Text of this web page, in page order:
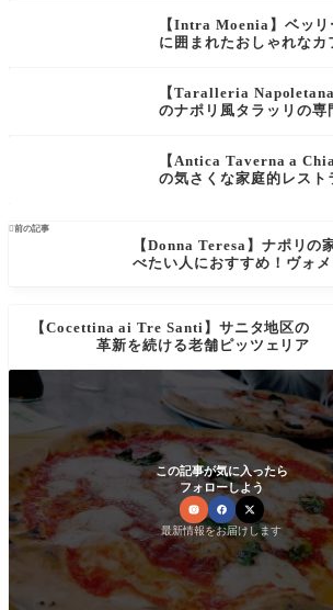
【Intra Moenia】ベッ
に囲まれたおしゃれなカ
【Taralleria
のナポリ風タラッリの専
【Antica Taverna a
の気さくな家庭的レスト
前の記事
【Donna Teresa】ナポリの
べたい人におすすめ！ヴォ
【Cocettina ai Tre Santi】サニタ地区の
革新を続ける老舗ピッツェリア
この記事が気に入ったら
フォローしよう
最新情報をお届けします